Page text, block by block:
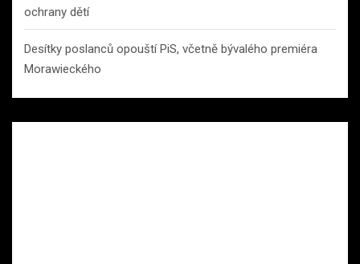
ochrany dětí
Desítky poslanců opouští PiS, včetně bývalého premiéra
Morawieckého